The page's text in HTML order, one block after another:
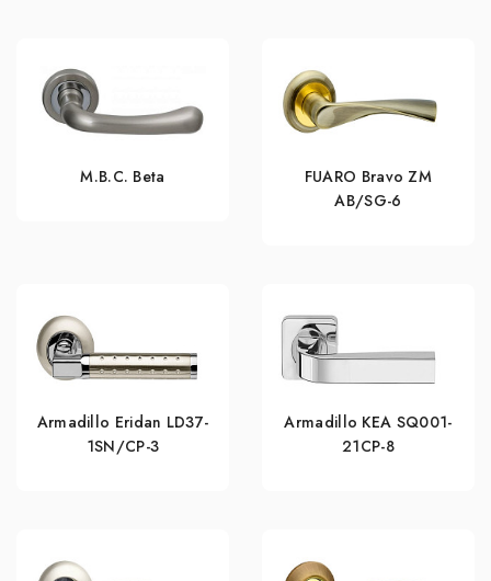
M.B.C. Beta
FUARO Bravo ZM
AB/SG-6
Armadillo Eridan LD37-
1SN/CP-3
Armadillo KEA SQ001-
21CP-8